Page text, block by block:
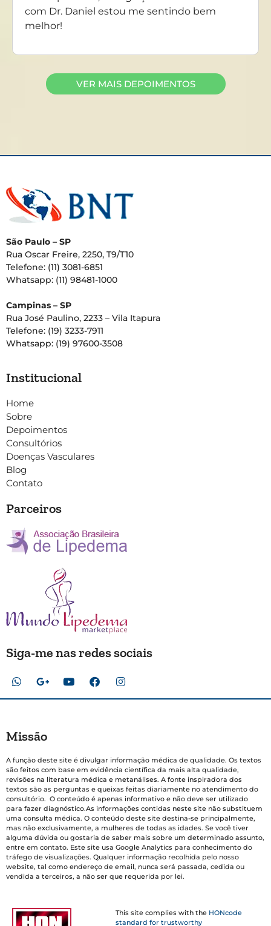
com Dr. Daniel estou me sentindo bem
melhor!
VER MAIS DEPOIMENTOS
São Paulo – SP
Rua Oscar Freire, 2250, T9/T10
Telefone: (11) 3081-6851
Whatsapp: (11) 98481-1000
Campinas – SP
Rua José Paulino, 2233 – Vila Itapura
Telefone: (19) 3233-7911
Whatsapp: (19) 97600-3508
Institucional
Home
Sobre
Depoimentos
Consultórios
Doenças Vasculares
Blog
Contato
Parceiros
Siga-me nas redes sociais
Missão
A função deste site é divulgar informação médica de qualidade. Os textos
são feitos com base em evidência científica da mais alta qualidade,
revisões na literatura médica e metanálises. A fonte inspiradora dos
textos são as perguntas e queixas feitas diariamente no atendimento do
consultório. O conteúdo é apenas informativo e não deve ser utilizado
para fazer diagnóstico.As informações contidas neste site não substituem
uma consulta médica. O conteúdo deste site destina-se principalmente,
mas não exclusivamente, a mulheres de todas as idades. Se você tiver
alguma dúvida ou gostaria de saber mais sobre um determinado assunto,
entre em contato. Este site usa Google Analytics para conhecimento do
tráfego de visualizações. Qualquer informação recolhida pelo nosso
website, tal como endereço de email, nunca será passada, cedida ou
vendida a terceiros, a não ser que requerida por lei.
This site complies with the HONcode
standard for trustworthy